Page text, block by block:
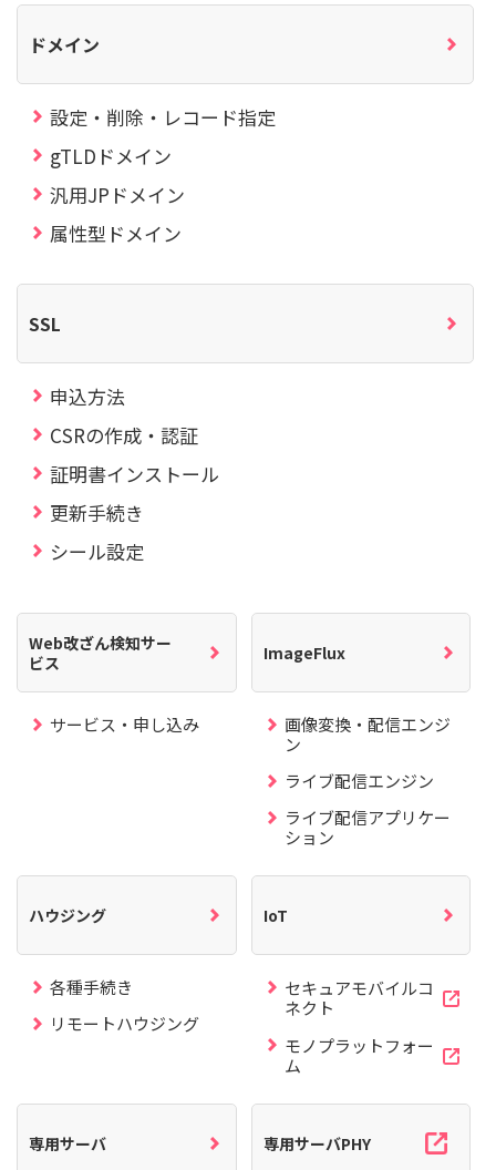
ドメイン
設定・削除・レコード指定
gTLDドメイン
汎用JPドメイン
属性型ドメイン
SSL
申込方法
CSRの作成・認証
証明書インストール
更新手続き
シール設定
Web改ざん検知サー
ビス
サービス・申し込み
ImageFlux
画像変換・配信エンジ
ン
ライブ配信エンジン
ライブ配信アプリケー
ション
ハウジング
各種手続き
リモートハウジング
IoT
セキュアモバイルコ
ネクト
モノプラットフォー
ム
専用サーバ 専用サーバPHY